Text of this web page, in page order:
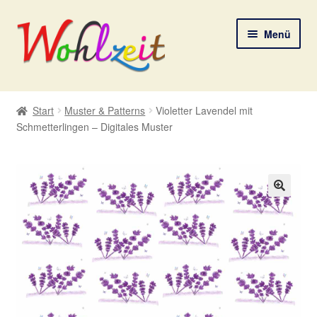
Zur
Navigation
springen
Zum
Inhalt
springen
Menü
Start
AGB
Datenschutzerklärung
Deine Auswahl
Digitale Lebenspostkarten
FAQ
Start Muster & Patterns
Violetter Lavendel mit
Schmetterlingen – Digitales Muster
🔍